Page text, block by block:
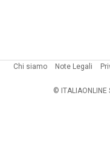
Chi siamo Note Legali
© ITALIAONLINE